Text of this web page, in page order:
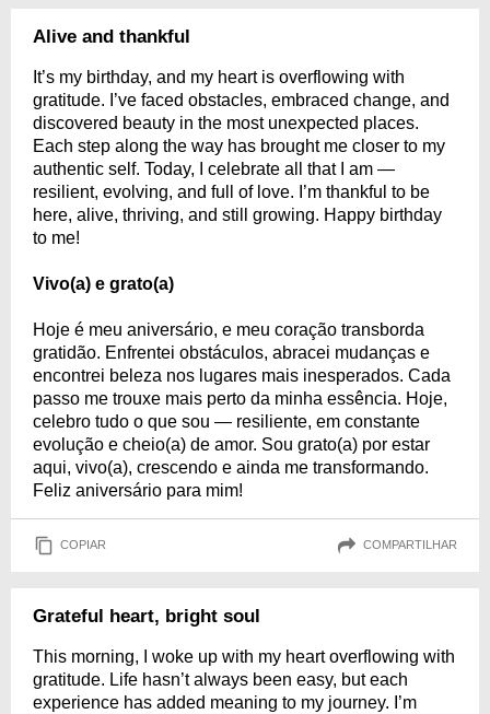
Alive and thankful
It’s my birthday, and my heart is overflowing with
gratitude. I’ve faced obstacles, embraced change, and
discovered beauty in the most unexpected places.
Each step along the way has brought me closer to my
authentic self. Today, I celebrate all that I am —
resilient, evolving, and full of love. I’m thankful to be
here, alive, thriving, and still growing. Happy birthday
to me!
Vivo(a) e grato(a)
Hoje é meu aniversário, e meu coração transborda
gratidão. Enfrentei obstáculos, abracei mudanças e
encontrei beleza nos lugares mais inesperados. Cada
passo me trouxe mais perto da minha essência. Hoje,
celebro tudo o que sou — resiliente, em constante
evolução e cheio(a) de amor. Sou grato(a) por estar
aqui, vivo(a), crescendo e ainda me transformando.
Feliz aniversário para mim!
COPIAR COMPARTILHAR
Grateful heart, bright soul
This morning, I woke up with my heart overflowing with
gratitude. Life hasn’t always been easy, but each
experience has added meaning to my journey. I’m